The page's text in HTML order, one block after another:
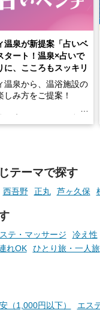
温泉が新提案「占いベ
タート！温泉×占いで
に、こころもスッキリ
温泉から、温浴施設の
しみ方をご提案！
ロットなど気軽に楽し
で、“ととのう”おふろ
もっと特別に。
テーマで探す
西吾野 正丸 芦ヶ久保
テ・マッサージ 冷え性
れOK ひとり旅・一人旅
（1,000円以下） エス